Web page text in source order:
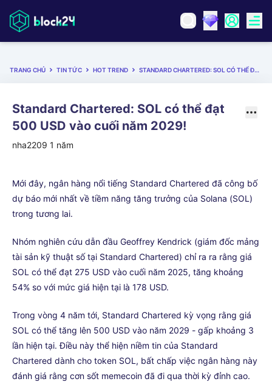
TRANG CHỦ TIN TỨC HOT TREND STANDARD CHARTERED: SOL CÓ THỂ ĐẠT 500 USD VÀO CUỐI NĂM 2029!
Standard Chartered: SOL có thể đạt
500 USD vào cuối năm 2029!
nha2209 1 năm
Mới đây, ngân hàng nổi tiếng Standard Chartered đã công bố
dự báo mới nhất về tiềm năng tăng trưởng của Solana (SOL)
trong tương lai.
Nhóm nghiên cứu dẫn đầu Geoffrey Kendrick (giám đốc mảng
tài sản kỹ thuật số tại Standard Chartered) chỉ ra ra rằng giá
SOL có thể đạt 275 USD vào cuối năm 2025, tăng khoảng
54% so với mức giá hiện tại là 178 USD.
Trong vòng 4 năm tới, Standard Chartered kỳ vọng rằng giá
SOL có thể tăng lên 500 USD vào năm 2029 - gấp khoảng 3
lần hiện tại. Điều này thể hiện niềm tin của Standard
Chartered dành cho token SOL, bất chấp việc ngân hàng này
đánh giá rằng cơn sốt memecoin đã đi qua thời kỳ đỉnh cao.